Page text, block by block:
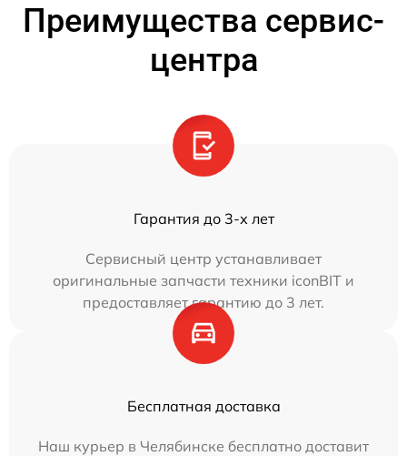
Преимущества сервис-
центра
Гарантия до 3-х лет
Сервисный центр устанавливает
оригинальные запчасти техники iconBIT и
предоставляет гарантию до 3 лет.
Бесплатная доставка
Наш курьер в Челябинске бесплатно доставит